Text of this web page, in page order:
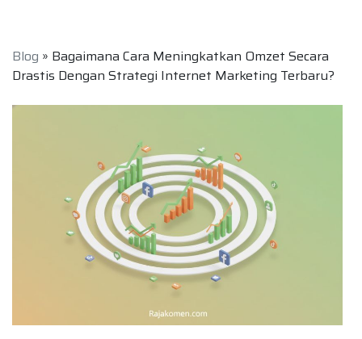
Blog » Bagaimana Cara Meningkatkan Omzet Secara
Drastis Dengan Strategi Internet Marketing Terbaru?